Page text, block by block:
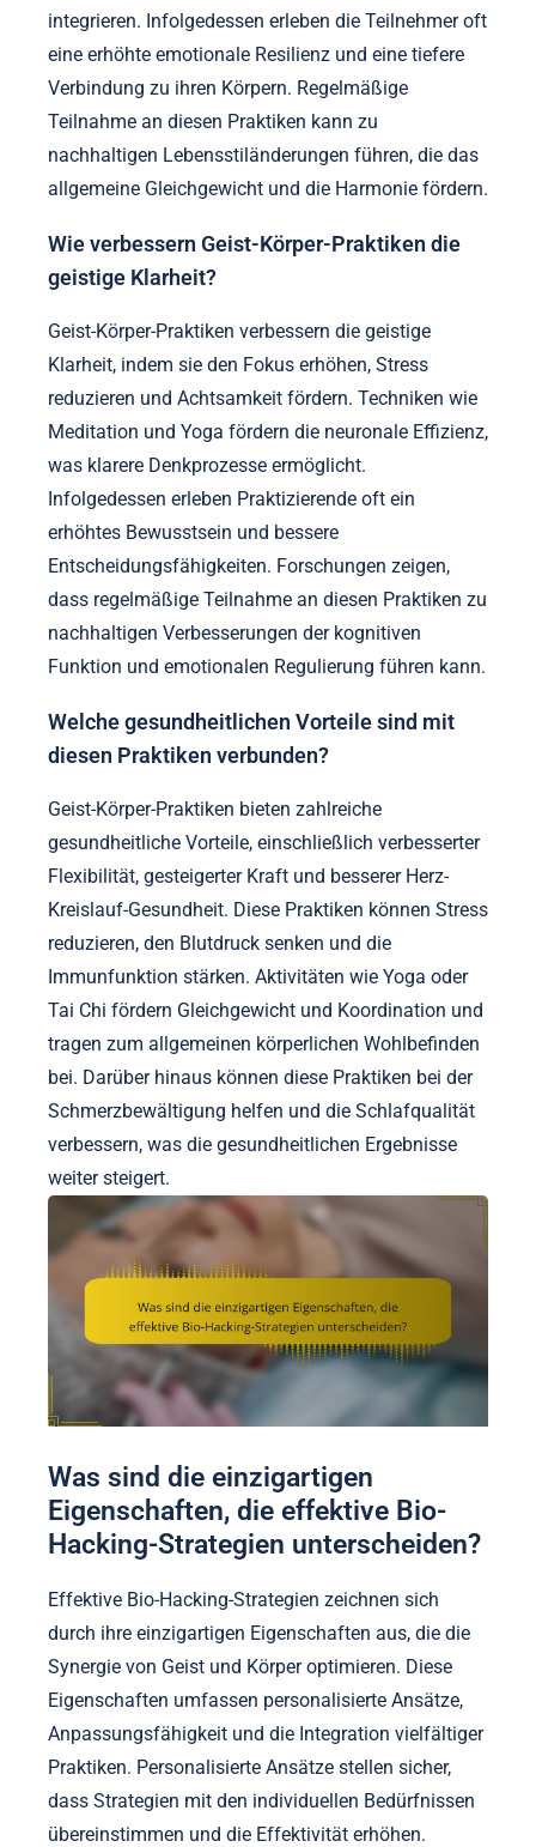
integrieren. Infolgedessen erleben die Teilnehmer oft
eine erhöhte emotionale Resilienz und eine tiefere
Verbindung zu ihren Körpern. Regelmäßige
Teilnahme an diesen Praktiken kann zu
nachhaltigen Lebensstiländerungen führen, die das
allgemeine Gleichgewicht und die Harmonie fördern.
Wie verbessern Geist-Körper-Praktiken die
geistige Klarheit?
Geist-Körper-Praktiken verbessern die geistige
Klarheit, indem sie den Fokus erhöhen, Stress
reduzieren und Achtsamkeit fördern. Techniken wie
Meditation und Yoga fördern die neuronale Effizienz,
was klarere Denkprozesse ermöglicht.
Infolgedessen erleben Praktizierende oft ein
erhöhtes Bewusstsein und bessere
Entscheidungsfähigkeiten. Forschungen zeigen,
dass regelmäßige Teilnahme an diesen Praktiken zu
nachhaltigen Verbesserungen der kognitiven
Funktion und emotionalen Regulierung führen kann.
Welche gesundheitlichen Vorteile sind mit
diesen Praktiken verbunden?
Geist-Körper-Praktiken bieten zahlreiche
gesundheitliche Vorteile, einschließlich verbesserter
Flexibilität, gesteigerter Kraft und besserer Herz-
Kreislauf-Gesundheit. Diese Praktiken können Stress
reduzieren, den Blutdruck senken und die
Immunfunktion stärken. Aktivitäten wie Yoga oder
Tai Chi fördern Gleichgewicht und Koordination und
tragen zum allgemeinen körperlichen Wohlbefinden
bei. Darüber hinaus können diese Praktiken bei der
Schmerzbewältigung helfen und die Schlafqualität
verbessern, was die gesundheitlichen Ergebnisse
weiter steigert.
Was sind die einzigartigen
Eigenschaften, die effektive Bio-
Hacking-Strategien unterscheiden?
Effektive Bio-Hacking-Strategien zeichnen sich
durch ihre einzigartigen Eigenschaften aus, die die
Synergie von Geist und Körper optimieren. Diese
Eigenschaften umfassen personalisierte Ansätze,
Anpassungsfähigkeit und die Integration vielfältiger
Praktiken. Personalisierte Ansätze stellen sicher,
dass Strategien mit den individuellen Bedürfnissen
übereinstimmen und die Effektivität erhöhen.